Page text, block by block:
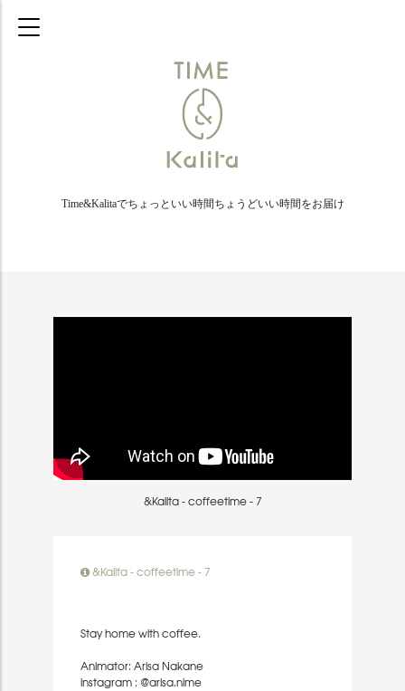
Time&Kalitaでちょっといい時間ちょうどいい時間をお届け
&Kalita - coffeetime - 7
&Kalita - coffeetime - 7
Stay home with coffee.
Animator: Arisa Nakane
instagram : @arisa.nime